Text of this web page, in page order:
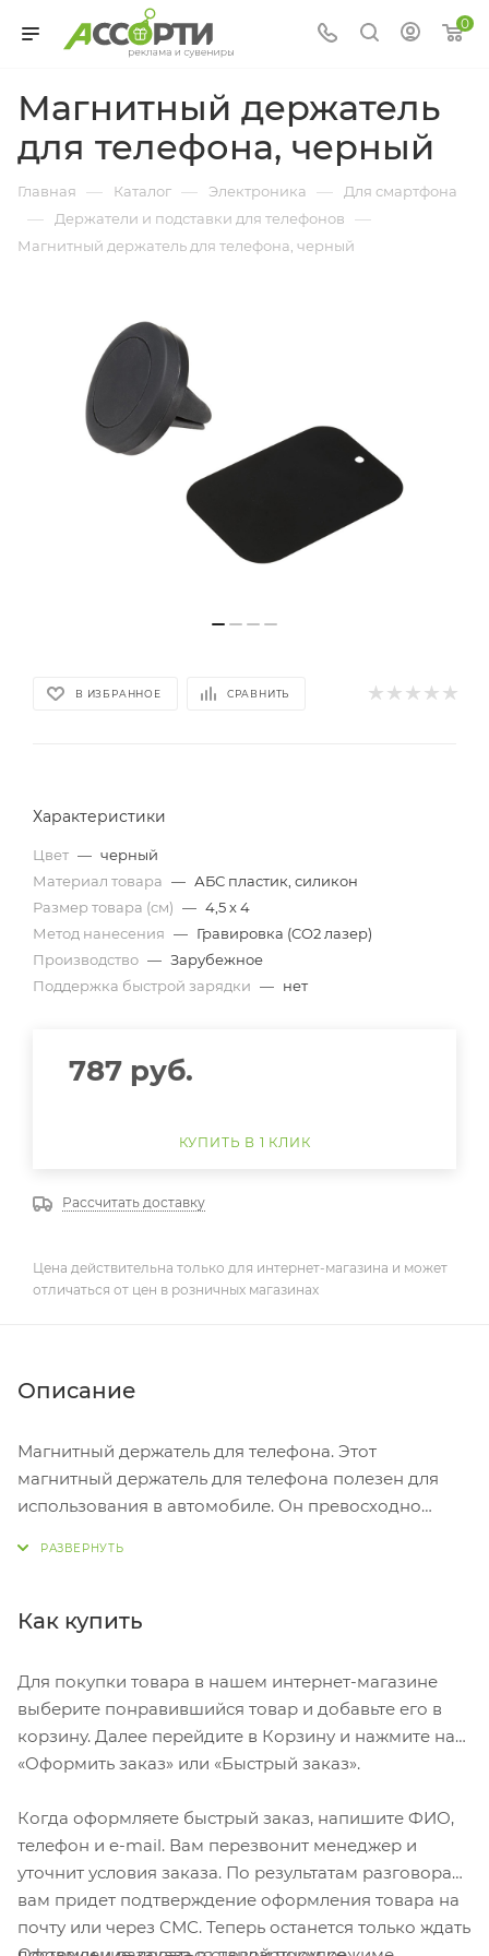
0
Магнитный держатель
для телефона, черный
Главная — Каталог — Электроника — Для смартфона
— Держатели и подставки для телефонов —
Магнитный держатель для телефона, черный
В ИЗБРАННОЕ СРАВНИТЬ
Характеристики
Цвет — черный
Материал товара — АБС пластик, силикон
Размер товара (см) — 4,5 х 4
Метод нанесения — Гравировка (CO2 лазер)
Производство — Зарубежное
Поддержка быстрой зарядки — нет
787 руб.
КУПИТЬ В 1 КЛИК
Рассчитать доставку
Цена действительна только для интернет-магазина и может
отличаться от цен в розничных магазинах
Описание
Магнитный держатель для телефона. Этот
магнитный держатель для телефона полезен для
использования в автомобиле. Он превосходно
4 встроенных магнита, и его можно легко
прикрепить к задней стороне смартфона или
крышке телефона. Размер металлической пластины
– 6,5 х 4,5 см. АБС-пластик и силикон. Гравировка
(CO2 лазер) (Без чернения) на данный товар
осуществляется бесплатно. Оплачивается только
настройка оборудования в размере 1100 рублей на
весь тираж.
Как купить
Для покупки товара в нашем интернет-магазине
выберите понравившийся товар и добавьте его в
корзину. Далее перейдите в Корзину и нажмите на
«Оформить заказ» или «Быстрый заказ».
Когда оформляете быстрый заказ, напишите ФИО,
телефон и e-mail. Вам перезвонит менеджер и
уточнит условия заказа. По результатам разговора
вам придет подтверждение оформления товара на
почту или через СМС. Теперь останется только ждать